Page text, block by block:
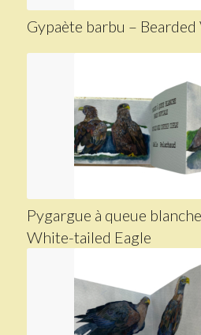
Gypaète barbu –
Pygargue à queue
White-tailed Eagle